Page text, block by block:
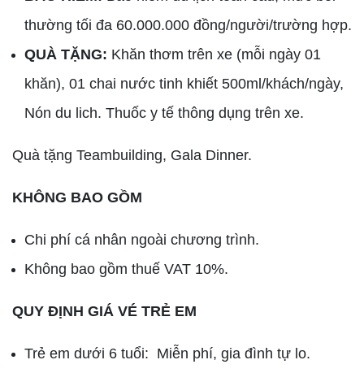
thường tối đa 60.000.000 đồng/người/trường hợp.
QUÀ TẶNG: Khăn thơm trên xe (mỗi ngày 01
khăn), 01 chai nước tinh khiết 500ml/khách/ngày,
Nón du lich. Thuốc y tế thông dụng trên xe.
Quà tặng Teambuilding, Gala Dinner.
KHÔNG BAO GỒM
Chi phí cá nhân ngoài chương trình.
Không bao gồm thuế VAT 10%.
QUY ĐỊNH GIÁ VÉ TRẺ EM
Trẻ em dưới 6 tuổi: Miễn phí, gia đình tự lo.